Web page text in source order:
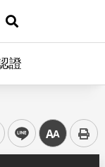
導覽
展開搜尋
證
line 中